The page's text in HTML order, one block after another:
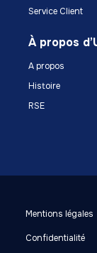
Service Client
À propos
A propos
Histoire
RSE
Mentions légales
Confidentialité